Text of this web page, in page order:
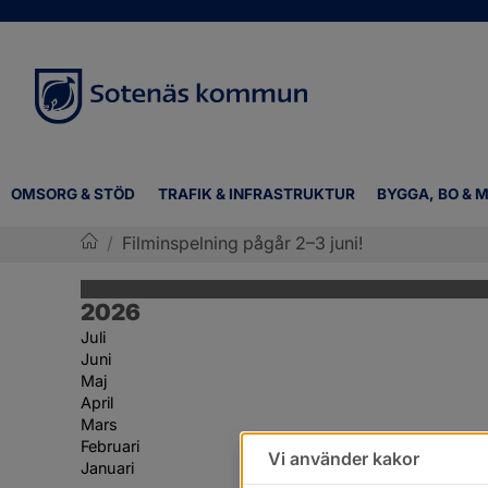
OMSORG & STÖD TRAFIK & INFRASTRUKTUR BYGGA, BO &
/ Filminspelning pågår 2–3 juni!
År:
2026
Juli
Juni
Maj
April
Mars
Februari
Januari
Vi använder kakor